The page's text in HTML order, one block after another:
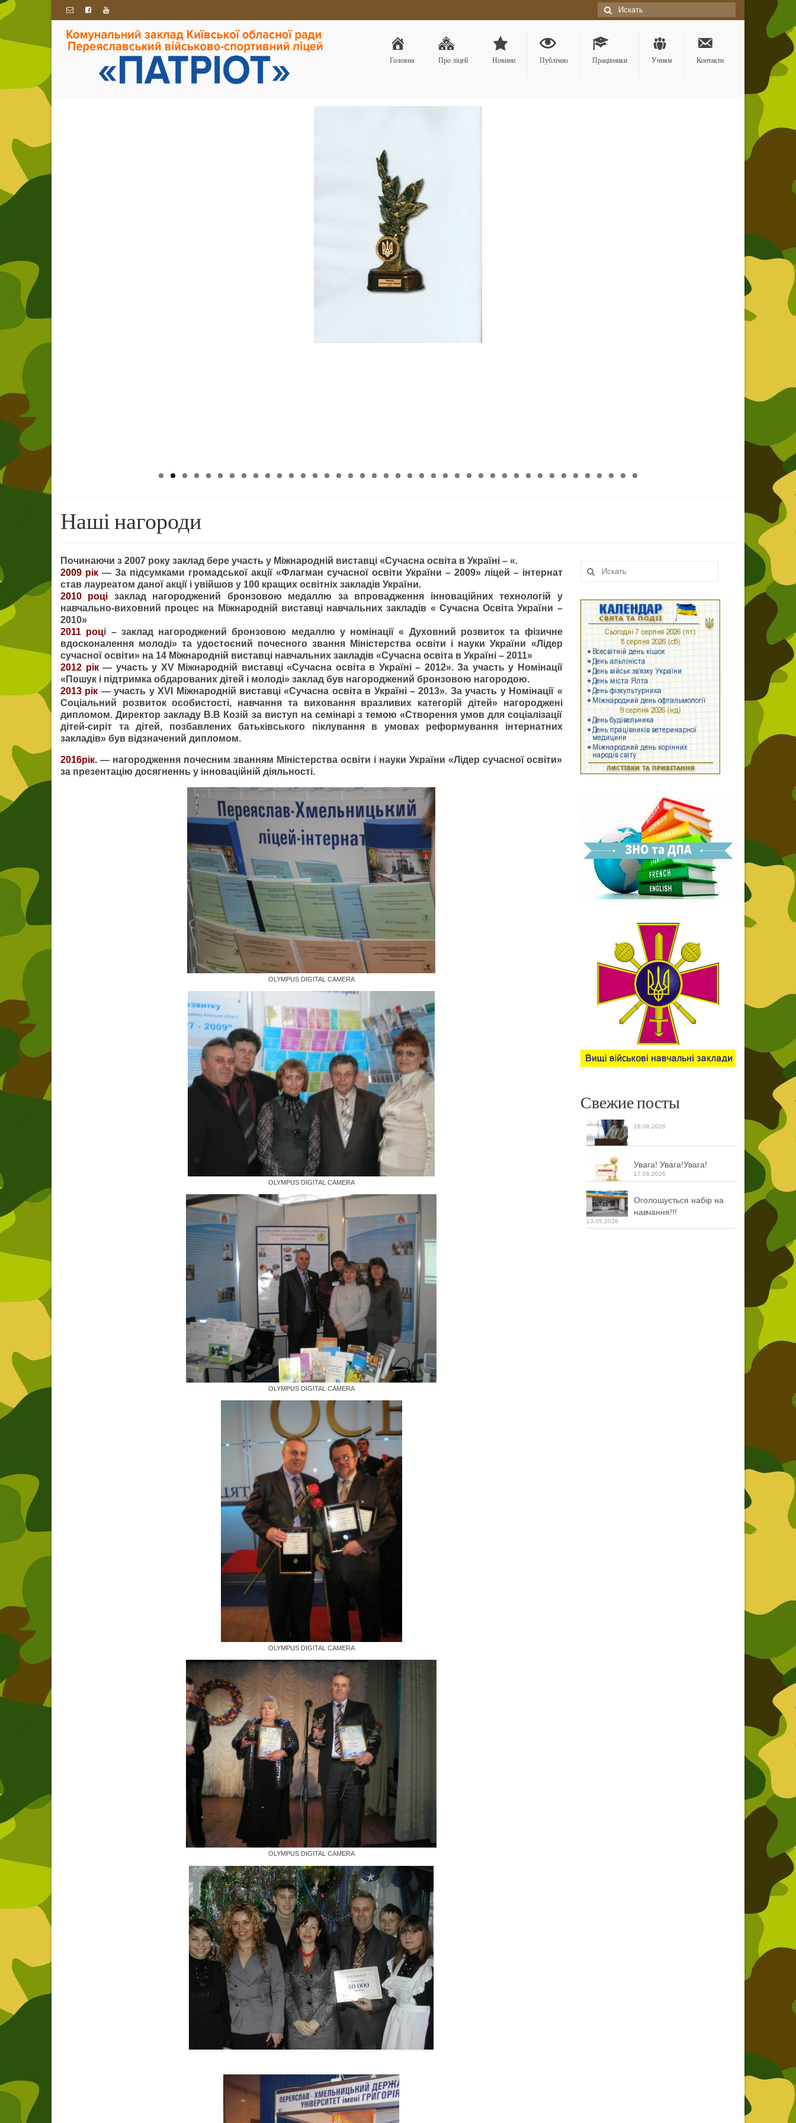
Искать:
Головна Про ліцей Новини Публічно Працівники Учням Контакти
Наші нагороди
Починаючи з 2007 року заклад бере участь у Міжнародній виставці «Сучасна освіта в Україні – «.
2009 рік— За підсумками громадської акції «Флагман сучасної освіти України – 2009» ліцей – інтернат
став лауреатом даної акції і увійшов у 100 кращих освітніх закладів України.
2010 році заклад нагороджений бронзовою медаллю за впровадження інноваційних технологій у
навчально-виховний процес на Міжнародній виставці навчальних закладів « Сучасна Освіта України –
2010»
2011 році – заклад нагороджений бронзовою медаллю у номінації « Духовний розвиток та фізичне
вдосконалення молоді» та удостоєний почесного звання Міністерства освіти і науки України «Лідер
сучасної освіти» на 14 Міжнародній виставці навчальних закладів «Сучасна освіта в Україні – 2011»
2012 рік— участь у XV Міжнародній виставці «Сучасна освіта в Україні – 2012». За участь у Номінації
«Пошук і підтримка обдарованих дітей і молоді» заклад був нагороджений бронзовою нагородою.
2013 рік — участь у XVІ Міжнародній виставці «Сучасна освіта в Україні – 2013». За участь у Номінації «
Соціальний розвиток особистості, навчання та виховання вразливих категорій дітей» нагороджені
дипломом. Директор закладу В.В Козій за виступ на семінарі з темою «Створення умов для соціалізації
дітей-сиріт та дітей, позбавлених батьківського піклування в умовах реформування інтернатних
закладів» був відзначений дипломом.
2016рік. — нагородження почесним званням Міністерства освіти і науки України «Лідер сучасної освіти»
за презентацію досягненнь у інноваційній діяльності.
OLYMPUS DIGITAL CAMERA
OLYMPUS DIGITAL CAMERA
OLYMPUS DIGITAL CAMERA
OLYMPUS DIGITAL CAMERA
OLYMPUS DIGITAL CAMERA
Искать:
Свежие посты
18.06.2026
Увага! Увага!Увага!
17.06.2026
Оголошується набір на
навчання!!!
13.05.2026